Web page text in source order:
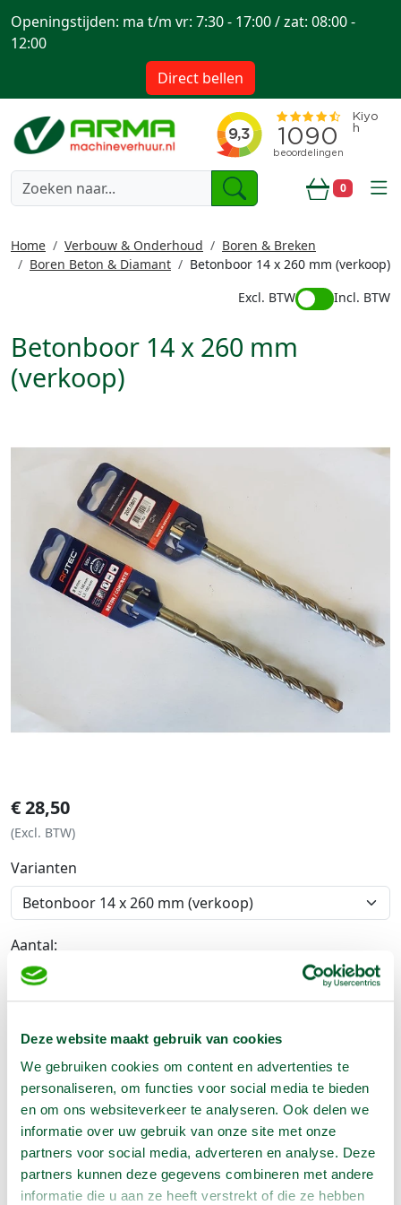
Deze website maakt gebruik van cookies
We gebruiken cookies om content en advertenties te
personaliseren, om functies voor social media te bieden
en om ons websiteverkeer te analyseren. Ook delen we
informatie over uw gebruik van onze site met onze
partners voor social media, adverteren en analyse. Deze
partners kunnen deze gegevens combineren met andere
informatie die u aan ze heeft verstrekt of die ze hebben
0
Openingstijden: ma t/m vr: 7:30 - 17:00 / zat: 08:00 -
12:00
Direct bellen
Home Verbouw & Onderhoud
Boren & Breken
Boren Beton & Diamant
Betonboor 14 x 260 mm (verkoop)
Excl. BTW
Incl. BTW
Betonboor 14 x 260 mm
(verkoop)
€28,50
(Excl. BTW)
Varianten
Aantal:
In Winkelwagen
Geen klantenkaart wél korting
Weekend = 1 huurdag
Bezorg-ophaal service
Avond van te voren halen; geen probleem
Specialistische machines